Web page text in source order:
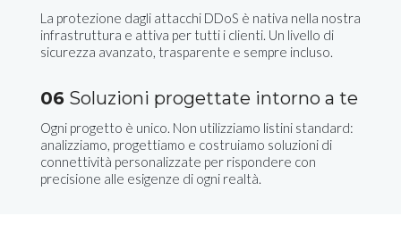
La protezione dagli attacchi DDoS è nativa nella nostra
infrastruttura e attiva per tutti i clienti. Un livello di
sicurezza avanzato, trasparente e sempre incluso.
06 Soluzioni progettate intorno a te
Ogni progetto è unico. Non utilizziamo listini standard:
analizziamo, progettiamo e costruiamo soluzioni di
connettività personalizzate per rispondere con
precisione alle esigenze di ogni realtà.